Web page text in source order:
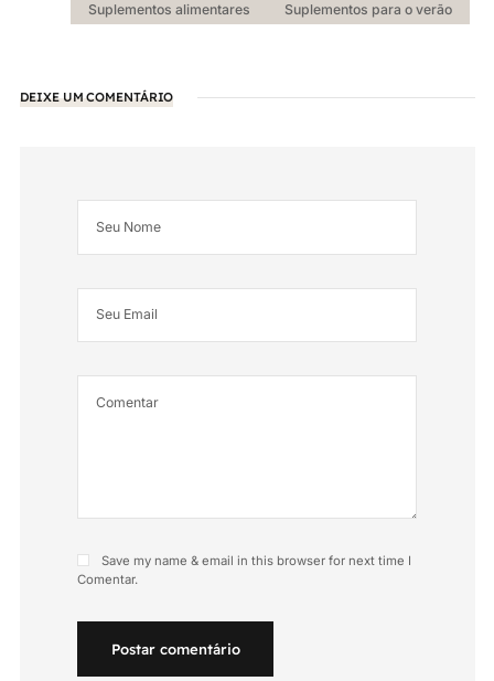
Suplementos alimentares Suplementos para o verão
DEIXE UM COMENTÁRIO
Save my name & email in this browser for next time I
Comentar.
Postar comentário